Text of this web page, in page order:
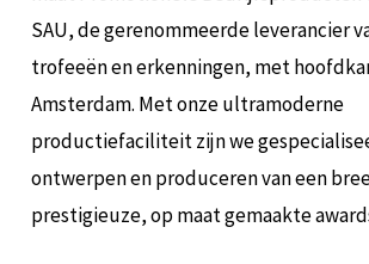
SAU, de gerenommeerde leverancier
trofeeën en erkenningen, met
Amsterdam. Met onze ultramoderne
productiefaciliteit zijn we
ontwerpen en produceren van een
prestigieuze, op maat gemaakte